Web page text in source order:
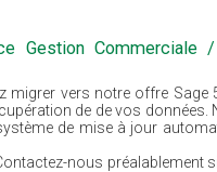
Gestion
vers notre offre Sage
de de vos
de mise à jour
nous